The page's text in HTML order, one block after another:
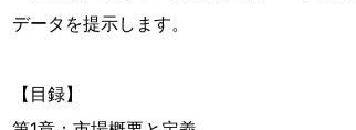
データを提示します。
【目録】